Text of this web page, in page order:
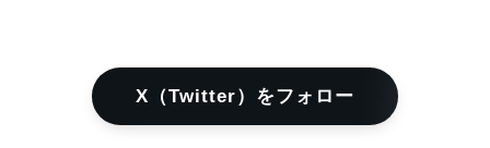
X（Twitter）をフォロー